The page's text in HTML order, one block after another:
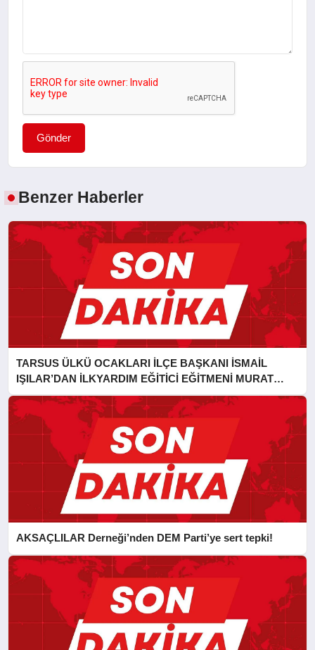
Gönder
Benzer Haberler
TARSUS ÜLKÜ OCAKLARI İLÇE BAŞKANI İSMAİL
IŞILAR’DAN İLKYARDIM EĞİTİCİ EĞİTMENİ MURAT
CAN FİDAN’A ZİYARET
AKSAÇLILAR Derneği’nden DEM Parti’ye sert tepki!